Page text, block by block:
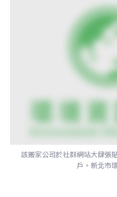
該搬家公司於社群網站大肆張
戶。新北市